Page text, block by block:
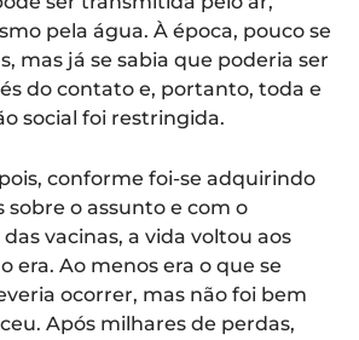
pela água. À época, pouco se
mas já se sabia que poderia ser
do contato e, portanto, toda e
social foi restringida.
conforme foi-se adquirindo
sobre o assunto e com o
vacinas, a vida voltou aos
era. Ao menos era o que se
ocorrer, mas não foi bem
Após milhares de perdas,